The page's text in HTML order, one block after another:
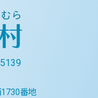
番地